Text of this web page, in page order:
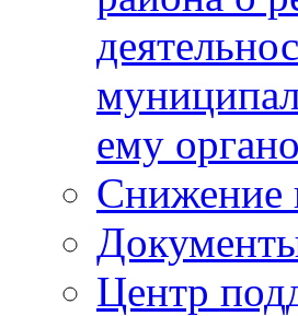
ему
Снижение
Центр